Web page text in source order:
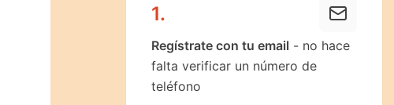
1.
Regístrate con tu email - no hace
falta verificar un número de
teléfono